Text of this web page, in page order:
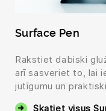
Surface Pen
Rakstiet dabiski
arī sasveriet to, lai
jutīgumu un
Skatiet visus